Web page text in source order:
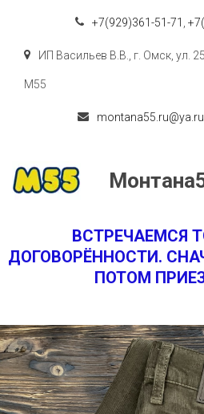
+7(929)361-51-71
ИП Васильев В.В. г. Омск ул.
M55
montana55.ru@ya.ru
ВСТРЕЧАЕМСЯ
ДОГОВОРЁННОСТИ.
ПОТОМ